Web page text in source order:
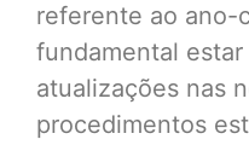
referente ao ano-
fundamental
atualizações nas
procedimentos